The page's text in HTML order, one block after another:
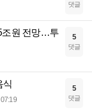
댓글
조원 전망…투
5
댓글
식
07:19
5
댓글